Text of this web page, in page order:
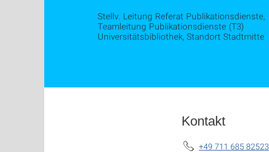
Stellv. Leitung Referat Publikationsdienste,
Teamleitung Publikationsdienste (T3)
Universitätsbibliothek, Standort Stadtmitte
Kontakt
+49 711 685 82523